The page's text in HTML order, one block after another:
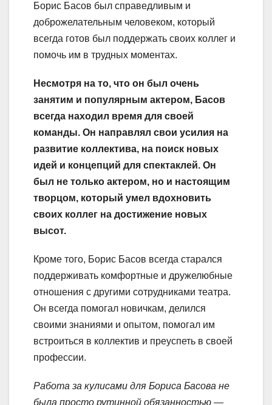
Борис Басов был справедливым и
доброжелательным человеком, который
всегда готов был поддержать своих коллег и
помочь им в трудных моментах.
Несмотря на то, что он был очень
занятим и популярным актером, Басов
всегда находил время для своей
команды. Он направлял свои усилия на
развитие коллектива, на поиск новых
идей и концепций для спектаклей. Он
был не только актером, но и настоящим
творцом, который умел вдохновить
своих коллег на достижение новых
высот.
Кроме того, Борис Басов всегда старался
поддерживать комфортные и дружелюбные
отношения с другими сотрудниками театра.
Он всегда помогал новичкам, делился
своими знаниями и опытом, помогал им
встроиться в коллектив и преуспеть в своей
профессии.
Работа за кулисами для Бориса Басова не
была просто рутинной обязанностью —